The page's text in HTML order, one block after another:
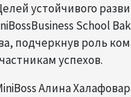
устойчивого
School
подчеркнув роль
успехов.
Алина